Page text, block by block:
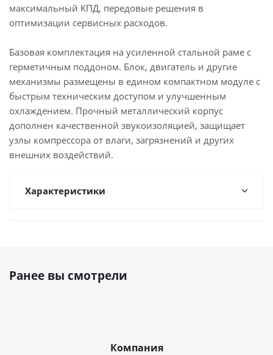
максимальный КПД, передовые решения в
оптимизации сервисных расходов.
Базовая комплектация на усиленной стальной раме с
герметичным поддоном. Блок, двигатель и другие
механизмы размещены в едином компактном модуле с
быстрым техническим доступом и улучшенным
охлаждением. Прочный металлический корпус
дополнен качественной звукоизоляцией, защищает
узлы компрессора от влаги, загрязнений и других
внешних воздействий.
Характеристики
Ранее вы смотрели
Компания